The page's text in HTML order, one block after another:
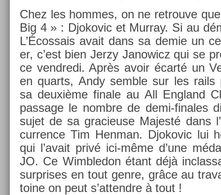
Chez les hom­mes, on ne retro­uve
Big 4 » : Djokovic et Mur­ray. Si au
L’Écos­sais avait dans sa demie un
er, c’est bien Jerzy Janowicz qui se
ce vendredi. Après avoir écarté un
en quarts, Andy semble sur les rails
sa deuxième fin­ale au All En­gland
pas­sage le nombre de demi-finales
sujet de sa gracieuse Majesté dans
curr­ence Tim Hen­man. Djokovic lui
qui l’avait privé ici-même d’une
JO. Ce Wimbledon étant déjà
sur­prises en tout genre, grâce au
toine on peut s’at­tendre à tout !